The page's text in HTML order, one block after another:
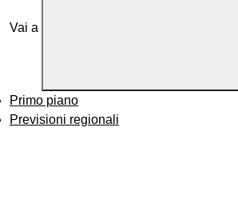
Vai a
Primo piano
Previsioni regionali